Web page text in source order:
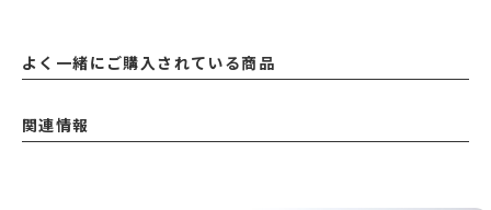
よく一緒にご購入されている商品
関連情報